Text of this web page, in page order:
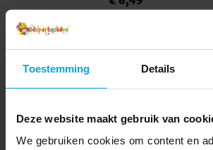
Toestemming Details
Deze website maakt gebruik van
We gebruiken cookies om content en
borden zijn 21 cm
milieuvriendelijk
voor zowel magnetron
elke gast een bordje
geven als een leuk
Anderen